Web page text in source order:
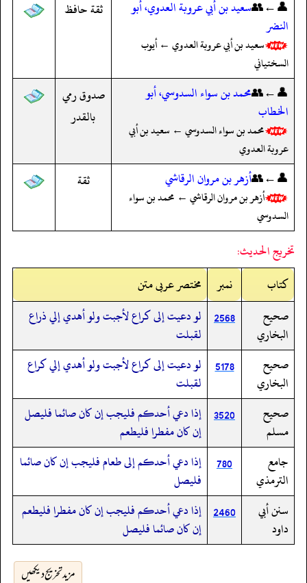
👤←👥سعيد بن أبي عروبة العدوي، أبو
النضر
سعيد بن أبي عروبة العدوي ← أيوب
السختياني
ثقة حافظ
👤←👥محمد بن سواء السدوسي، أبو
الخطاب
محمد بن سواء السدوسي ← سعيد بن أبي
عروبة العدوي
صدوق رمي
بالقدر
👤←👥أزهر بن مروان الرقاشي
أزهر بن مروان الرقاشي ← محمد بن سواء
السدوسي
ثقة
تخريج الحديث:
کتاب
نمبر
مختصر عربی متن
صحيح
البخاري
2568 لو دعيت إلى كراع لأجبت ولو أهدي إلي ذراع
لقبلت
صحيح
البخاري
5178
لو دعيت إلى كراع لأجبت ولو أهدي إلي كراع
لقبلت
صحيح
مسلم
3520 إذا دعي أحدكم فليجب إن كان صائما فليصل
إن كان مفطرا فليطعم
جامع
الترمذي
780
إذا دعي أحدكم إلى طعام فليجب إن كان صائما
فليصل
سنن أبي
داود
2460 إذا دعي أحدكم فليجب إن كان مفطرا فليطعم
إن كان صائما فليصل
مزید تخریج دیکھیں